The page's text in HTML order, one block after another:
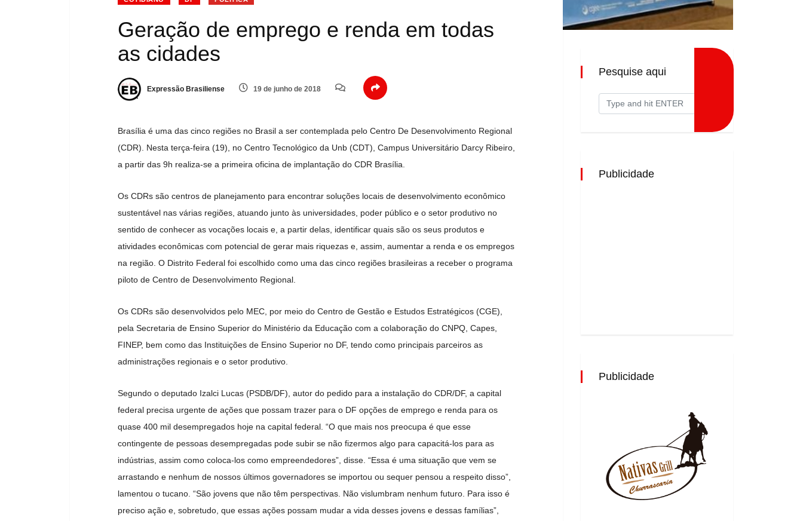
Geração de emprego e renda em todas
as cidades
Expressão Brasiliense 19 de junho de 2018
Brasília é uma das cinco regiões no Brasil a ser contemplada pelo Centro De Desenvolvimento Regional
(CDR). Nesta terça-feira (19), no Centro Tecnológico da Unb (CDT), Campus Universitário Darcy Ribeiro,
a partir das 9h realiza-se a primeira oficina de implantação do CDR Brasília.
Os CDRs são centros de planejamento para encontrar soluções locais de desenvolvimento econômico
sustentável nas várias regiões, atuando junto às universidades, poder público e o setor produtivo no
sentido de conhecer as vocações locais e, a partir delas, identificar quais são os seus produtos e
atividades econômicas com potencial de gerar mais riquezas e, assim, aumentar a renda e os empregos
na região. O Distrito Federal foi escolhido como uma das cinco regiões brasileiras a receber o programa
piloto de Centro de Desenvolvimento Regional.
Os CDRs são desenvolvidos pelo MEC, por meio do Centro de Gestão e Estudos Estratégicos (CGE),
pela Secretaria de Ensino Superior do Ministério da Educação com a colaboração do CNPQ, Capes,
FINEP, bem como das Instituições de Ensino Superior no DF, tendo como principais parceiros as
administrações regionais e o setor produtivo.
Segundo o deputado Izalci Lucas (PSDB/DF), autor do pedido para a instalação do CDR/DF, a capital
federal precisa urgente de ações que possam trazer para o DF opções de emprego e renda para os
quase 400 mil desempregados hoje na capital federal. “O que mais nos preocupa é que esse
contingente de pessoas desempregadas pode subir se não fizermos algo para capacitá-los para as
indústrias, assim como coloca-los como empreendedores”, disse. “Essa é uma situação que vem se
arrastando e nenhum de nossos últimos governadores se importou ou sequer pensou a respeito disso”,
lamentou o tucano. “São jovens que não têm perspectivas. Não vislumbram nenhum futuro. Para isso é
preciso ação e, sobretudo, que essas ações possam mudar a vida desses jovens e dessas famílias”,
Pesquise aqui
Publicidade
Publicidade